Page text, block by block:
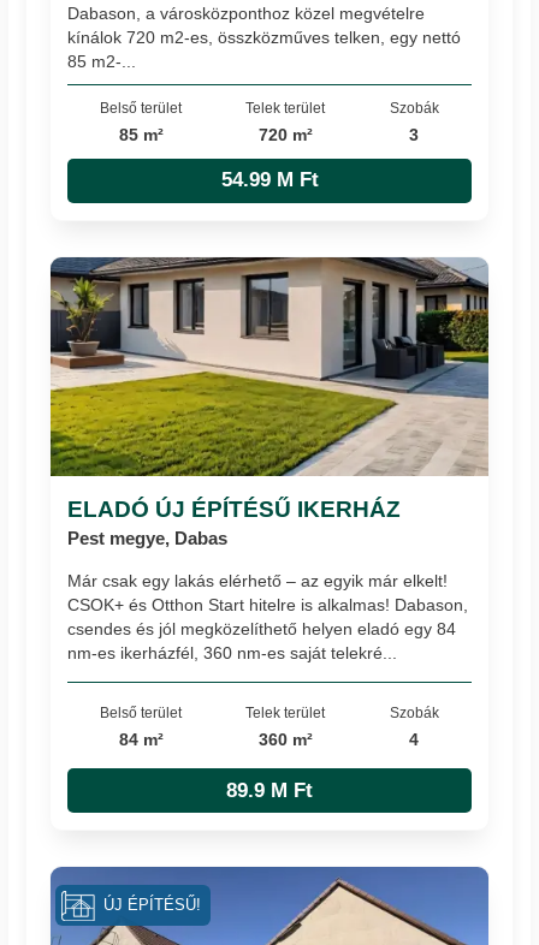
Dabason, a városközponthoz közel megvételre
kínálok 720 m2-es, összközműves telken, egy nettó
85 m2-...
Belső terület
85 m²
Telek terület
720 m²
Szobák
3
54.99 M Ft
ELADÓ ÚJ ÉPÍTÉSŰ IKERHÁZ
Pest megye, Dabas
Már csak egy lakás elérhető – az egyik már elkelt!
CSOK+ és Otthon Start hitelre is alkalmas! Dabason,
csendes és jól megközelíthető helyen eladó egy 84
nm-es ikerházfél, 360 nm-es saját telekré...
Belső terület
84 m²
Telek terület
360 m²
Szobák
4
89.9 M Ft
ÚJ ÉPÍTÉSŰ!